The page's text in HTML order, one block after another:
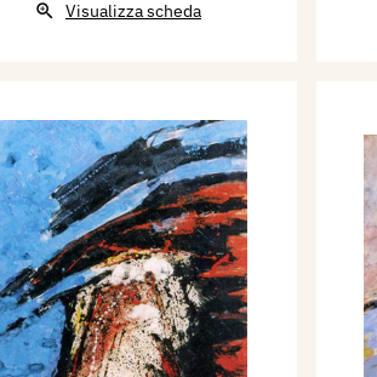
Visualizza scheda